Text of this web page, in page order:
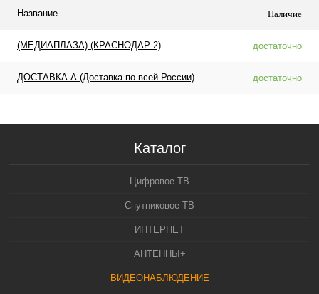
Название Наличие
(МЕДИАПЛАЗА) (КРАСНОДАР-2) достаточно
ДОСТАВКА А (Доставка по всей России) достаточно
Каталог
Цифровое ТВ
Спутниковое ТВ
ИНТЕРНЕТ
АНТЕННЫ+
ВИДЕОНАБЛЮДЕНИЕ